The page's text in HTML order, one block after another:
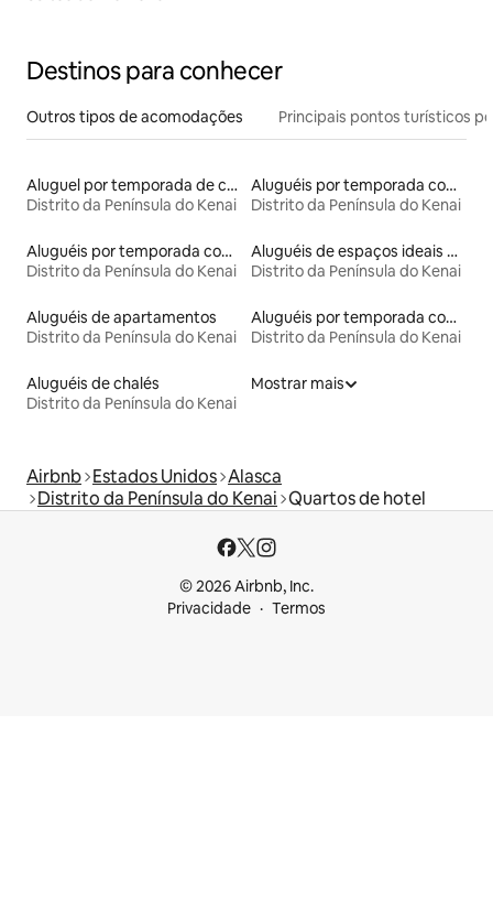
Destinos para conhecer
Outros tipos de acomodações Principais pontos turísticos
Aluguel por temporada de casas de veraneio
Distrito da Península do Kenai
Aluguéis por temporada com banheiro para PCD
Distrito da Península do Kenai
Aluguéis por temporada com banheira de hidromassagem
Distrito da Península do Kenai
Aluguéis de espaços ideais para famílias
Distrito da Península do Kenai
Aluguéis de apartamentos
Distrito da Península do Kenai
Aluguéis por temporada com suítes privativas
Distrito da Península do Kenai
Aluguéis de chalés
Distrito da Península do Kenai
Mostrar mais
Airbnb Estados Unidos Alasca
Distrito da Península do Kenai Quartos de hotel
© 2026 Airbnb, Inc.
Privacidade
Termos